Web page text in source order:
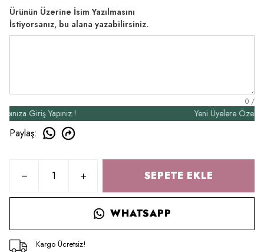
Ürünün Üzerine İsim Yazılmasını
İstiyorsanız, bu alana yazabilirsiniz.
0 /
Giriş Yapınız.! Yeni Üyelere Özel 50₺
Paylaş:
SEPETE EKLE
WHATSAPP
Kargo Ücretsiz!